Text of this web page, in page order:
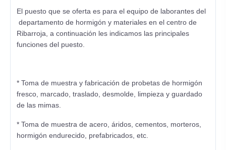
El puesto que se oferta es para el equipo de laborantes del
departamento de hormigón y materiales en el centro de
Ribarroja, a continuación les indicamos las principales
funciones del puesto.
* Toma de muestra y fabricación de probetas de hormigón
fresco, marcado, traslado, desmolde, limpieza y guardado
de las mimas.
* Toma de muestra de acero, áridos, cementos, morteros,
hormigón endurecido, prefabricados, etc.